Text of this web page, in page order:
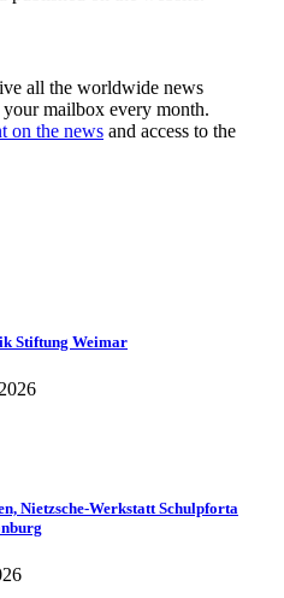
all the worldwide news
mailbox every month.
on the news and access to the
Stiftung Weimar
Nietzsche-Werkstatt Schulpforta